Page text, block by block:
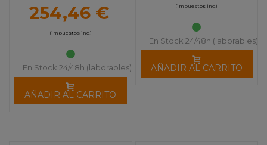
254,46 €
(impuestos inc.)
En Stock 24/48h (laborables)
AÑADIR AL CARRITO
(impuestos inc.)
En Stock 24/48h (laborables)
AÑADIR AL CARRITO